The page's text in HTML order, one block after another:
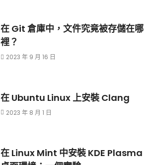
在 Git 倉庫中，文件究竟被存儲在哪
裡？
2023 年 9 月 16 日
在 Ubuntu Linux 上安裝 Clang
2023 年 8 月 1 日
在 Linux Mint 中安裝 KDE Plasma